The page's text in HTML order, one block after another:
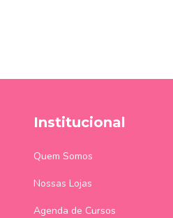
Institucional
Quem Somos
Nossas Lojas
Agenda de Cursos